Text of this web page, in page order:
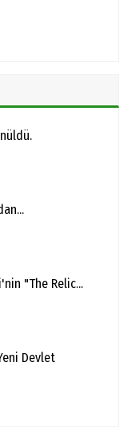
"The Relic...
Devlet